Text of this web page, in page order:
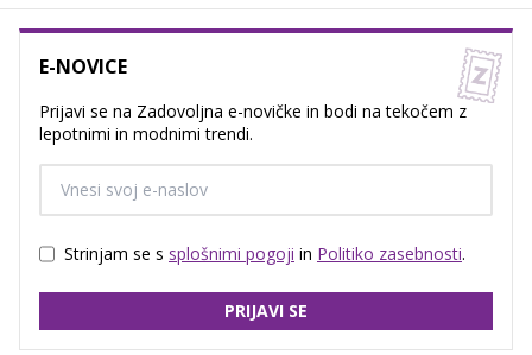
E-NOVICE
Prijavi se na Zadovoljna e-novičke in bodi na tekočem z
lepotnimi in modnimi trendi.
Strinjam se s splošnimi pogoji in Politiko zasebnosti.
PRIJAVI SE